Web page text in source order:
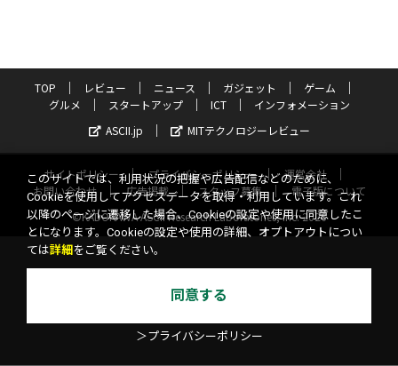
TOP レビュー ニュース ガジェット
ゲーム
グルメ
スタートアップ ICT
インフォメーション
ASCII.jp
MITテクノロジーレビュー
サイトポリシー プライバシーポリシー
運営会社
お問い合わせ
広告掲載 スタッフ募集
電子版について
©KADOKAWA ASCII Research Laboratories, Inc. 2026
このサイトでは、利用状況の把握や広告配信などのために、
Cookieを使用してアクセスデータを取得・利用しています。これ
以降のページに遷移した場合、Cookieの設定や使用に同意したこ
とになります。Cookieの設定や使用の詳細、オプトアウトについ
ては詳細 をご覧ください。
同意する
＞プライバシーポリシー